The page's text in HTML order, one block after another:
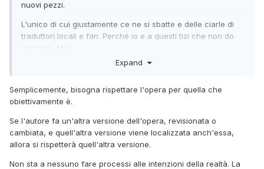
nuovi pezzi.
L'unico di cui giustamente ce ne si sbatte e delle ciarle di
traduttori locali e fan. Perché io e a questi tizi che non do
un soldo. MIO.
Expand
Semplicemente, bisogna rispettare l'opera per quella che
obiettivamente è.
Se l'autore fa un'altra versione dell'opera, revisionata o
cambiata, e quell'altra versione viene localizzata anch'essa,
allora si rispetterà quell'altra versione.
Non sta a nessuno fare processi alle intenzioni della realtà. La